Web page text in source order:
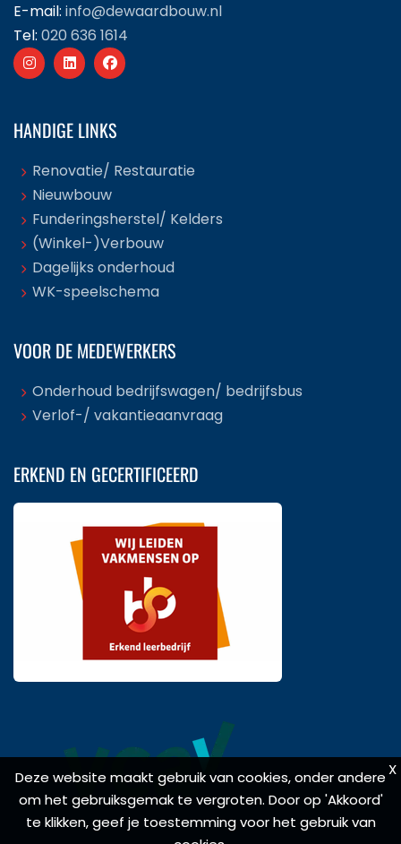
Deze website maakt gebruik van cookies, onder andere
om het gebruiksgemak te vergroten. Door op 'Akkoord'
te klikken, geef je toestemming voor het gebruik van
X
E-mail: info@dewaardbouw.nl
Tel: 020 636 1614
HANDIGE LINKS
Renovatie/ Restauratie
Nieuwbouw
Funderingsherstel/ Kelders
(Winkel-)Verbouw
Dagelijks onderhoud
WK-speelschema
VOOR DE MEDEWERKERS
Onderhoud bedrijfswagen/ bedrijfsbus
Verlof-/ vakantieaanvraag
ERKEND EN GECERTIFICEERD
Deze website maakt gebruik van cookies, onder andere
om het gebruiksgemak te vergroten. Door op 'Akkoord'
te klikken, geef je toestemming voor het gebruik van
X